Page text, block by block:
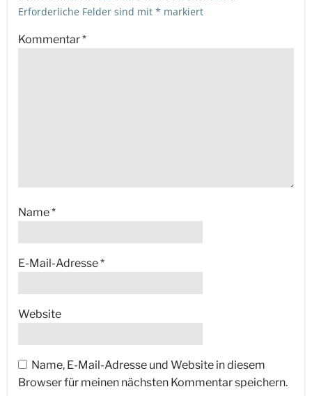
Erforderliche Felder sind mit * markiert
Kommentar*
Name*
E-Mail-Adresse*
Website
Name, E-Mail-Adresse und Website in diesem
Browser für meinen nächsten Kommentar speichern.